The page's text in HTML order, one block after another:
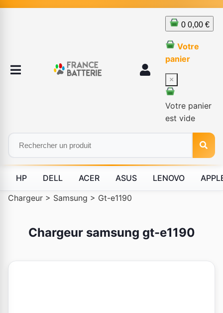
0 0,00 €
Votre
panier
×
Votre panier
est vide
HP DELL ACER ASUS LENOVO
Chargeur > Samsung > Gt-e1190
Chargeur samsung gt-e1190